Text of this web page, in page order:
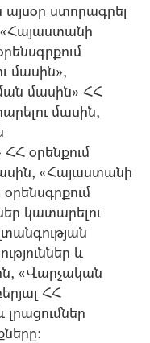
ստորագրել
«Հայաստանի
մասին»,
մասին» ՀՀ
մասին,
օրենքում
«Հայաստանի
կատարելու
և
«Վարչական
ՀՀ
լրացումներ